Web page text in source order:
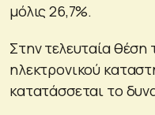
μόλις 26,7%.
Στην τελευταία θέση
ηλεκτρονικού
κατατάσσεται το